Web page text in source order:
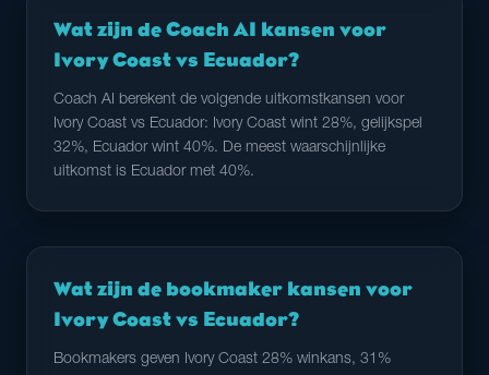
Wat zijn de Coach AI kansen voor
Ivory Coast vs Ecuador?
Coach AI berekent de volgende uitkomstkansen voor
Ivory Coast vs Ecuador: Ivory Coast wint 28%, gelijkspel
32%, Ecuador wint 40%. De meest waarschijnlijke
uitkomst is Ecuador met 40%.
Wat zijn de bookmaker kansen voor
Ivory Coast vs Ecuador?
Bookmakers geven Ivory Coast 28% winkans, 31%